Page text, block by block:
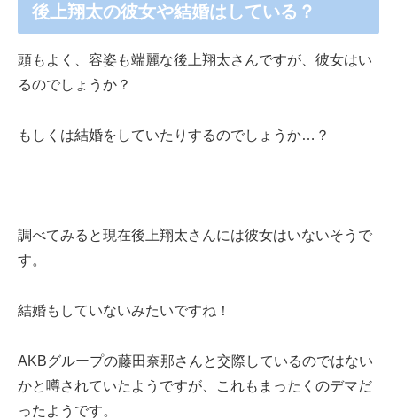
後上翔太の彼女や結婚はしている？
頭もよく、容姿も端麗な後上翔太さんですが、彼女はい
るのでしょうか？
もしくは結婚をしていたりするのでしょうか…？
調べてみると現在後上翔太さんには彼女はいないそうで
す。
結婚もしていないみたいですね！
AKBグループの藤田奈那さんと交際しているのではない
かと噂されていたようですが、これもまったくのデマだ
ったようです。